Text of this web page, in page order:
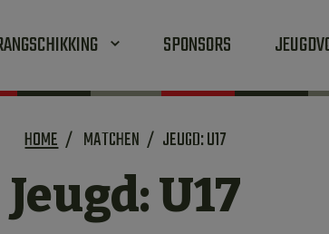
SPONSORS
HOME MATCHEN JEUGD: U17
Jeugd: U17